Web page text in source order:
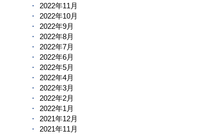
2022年11月
2022年10月
2022年9月
2022年8月
2022年7月
2022年6月
2022年5月
2022年4月
2022年3月
2022年2月
2022年1月
2021年12月
2021年11月